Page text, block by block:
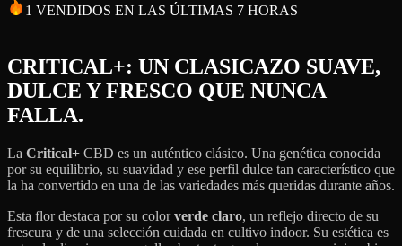
1 VENDIDOS EN LAS ÚLTIMAS 7 HORAS
CRITICAL+: UN CLASICAZO SUAVE,
DULCE Y FRESCO QUE NUNCA
FALLA.
La Critical+ CBD es un auténtico clásico. Una genética conocida
por su equilibrio, su suavidad y ese perfil dulce tan característico que
la ha convertido en una de las variedades más queridas durante años.
Esta flor destaca por su colorverde claro, un reflejo directo de su
frescura y de una selección cuidada en cultivo indoor. Su estética es